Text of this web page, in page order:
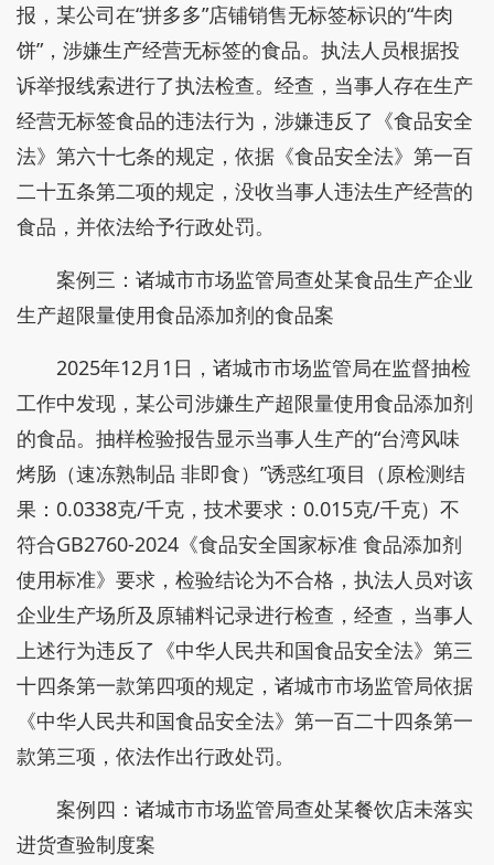
报，某公司在“拼多多”店铺销售无标签标识的“牛肉
饼”，涉嫌生产经营无标签的食品。执法人员根据投
诉举报线索进行了执法检查。经查，当事人存在生产
经营无标签食品的违法行为，涉嫌违反了《食品安全
法》第六十七条的规定，依据《食品安全法》第一百
二十五条第二项的规定，没收当事人违法生产经营的
食品，并依法给予行政处罚。
案例三：诸城市市场监管局查处某食品生产企业
生产超限量使用食品添加剂的食品案
2025年12月1日，诸城市市场监管局在监督抽检
工作中发现，某公司涉嫌生产超限量使用食品添加剂
的食品。抽样检验报告显示当事人生产的“台湾风味
烤肠（速冻熟制品 非即食）”诱惑红项目（原检测结
果：0.0338克/千克，技术要求：0.015克/千克）不
符合GB2760-2024《食品安全国家标准 食品添加剂
使用标准》要求，检验结论为不合格，执法人员对该
企业生产场所及原辅料记录进行检查，经查，当事人
上述行为违反了《中华人民共和国食品安全法》第三
十四条第一款第四项的规定，诸城市市场监管局依据
《中华人民共和国食品安全法》第一百二十四条第一
款第三项，依法作出行政处罚。
案例四：诸城市市场监管局查处某餐饮店未落实
进货查验制度案